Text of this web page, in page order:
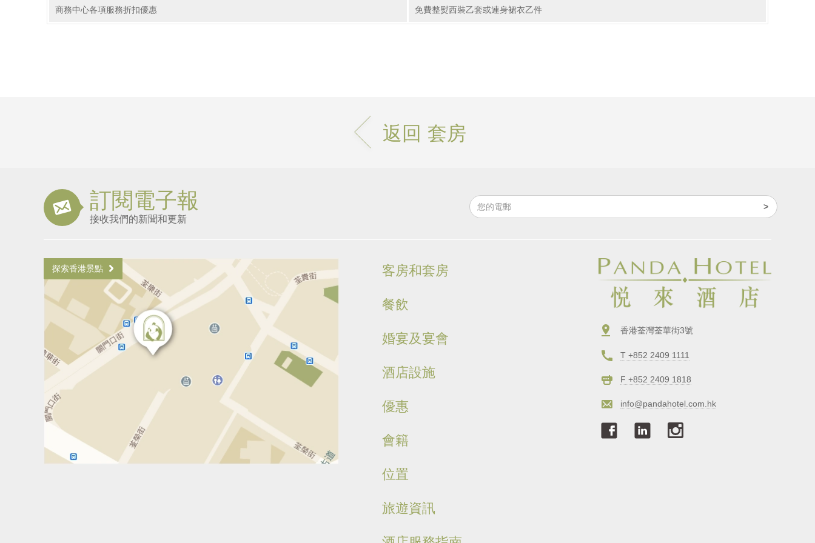
商務中心各項服務折扣優惠 免費整熨西裝乙套或連身裙衣乙件
返回 套房
訂閱電子報
接收我們的新聞和更新
探索香港景點
客房和套房
餐飲
婚宴及宴會
酒店設施
優惠
會籍
位置
旅遊資訊
香港荃灣荃華街3號
T +852 2409 1111
F +852 2409 1818
info@pandahotel.com.hk